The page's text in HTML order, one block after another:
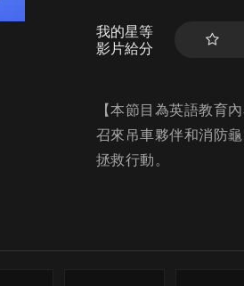
我的星等
影片給分
【本節目為英語教育
召來吊車夥伴和消防
拯救行動。